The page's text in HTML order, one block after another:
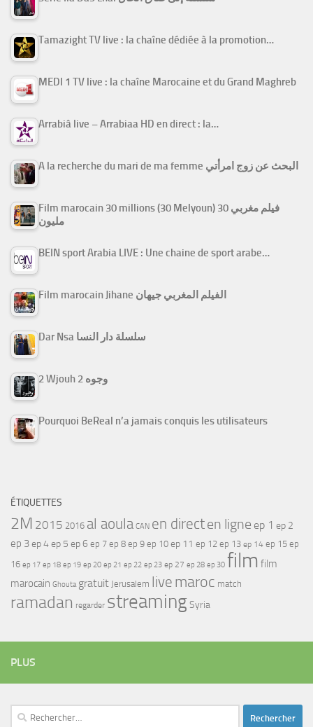
Tamazight TV live : la chaîne dédiée à la promotion…
MEDI 1 TV live : la chaîne Marocaine et du Grand Maghreb
Arrabiâ live – Arrabiaa HD en direct : la…
A la recherche du mari de ma femme البحث عن زوج امرأتي
Film marocain 30 millions (30 Melyoun) فيلم مغربي 30
مليون
BEIN sport Arabia LIVE : Une chaine de sport arabe…
Film marocain Jihane الفيلم المغربي جيهان
Dar Nsa سلسلة دار النسا
2 Wjouh 2 وجوه
Pourquoi BeReal n’a jamais conquis les utilisateurs
ÉTIQUETTES
2M 2015 2016 al aoula CAN en directen ligne ep 1 ep 2
ep 3ep 4ep 5 ep 6 ep 7 ep 8 ep 9 ep 10 ep 11 ep 12 ep 13 ep 14 ep 15 ep
16 ep 17 ep 18 ep 19 ep 20 ep 21 ep 22 ep 23 ep 27 ep 28 ep 30 film film
marocain Ghouta gratuit Jerusalem live maroc match
ramadan regarder streamingSyria
PLUS
Rechercher :